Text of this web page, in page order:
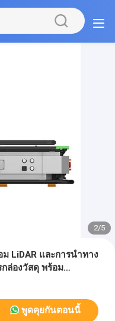
2/5
LiDAR และการนำทาง
ล่องวัสดุ พร้อม
การชน
พูดคุยกันตอนนี้